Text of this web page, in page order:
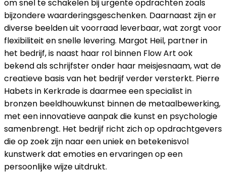
om snel te schakelen bij urgente opdrachten zoals
bijzondere waarderingsgeschenken. Daarnaast zijn er
diverse beelden uit voorraad leverbaar, wat zorgt voor
flexibiliteit en snelle levering. Margot Heil, partner in
het bedrijf, is naast haar rol binnen Flow Art ook
bekend als schrijfster onder haar meisjesnaam, wat de
creatieve basis van het bedrijf verder versterkt. Pierre
Habets in Kerkrade is daarmee een specialist in
bronzen beeldhouwkunst binnen de metaalbewerking,
met een innovatieve aanpak die kunst en psychologie
samenbrengt. Het bedrijf richt zich op opdrachtgevers
die op zoek zijn naar een uniek en betekenisvol
kunstwerk dat emoties en ervaringen op een
persoonlijke wijze uitdrukt.